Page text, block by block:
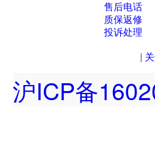
售后电话
质保返修
投诉处理
沪ICP备